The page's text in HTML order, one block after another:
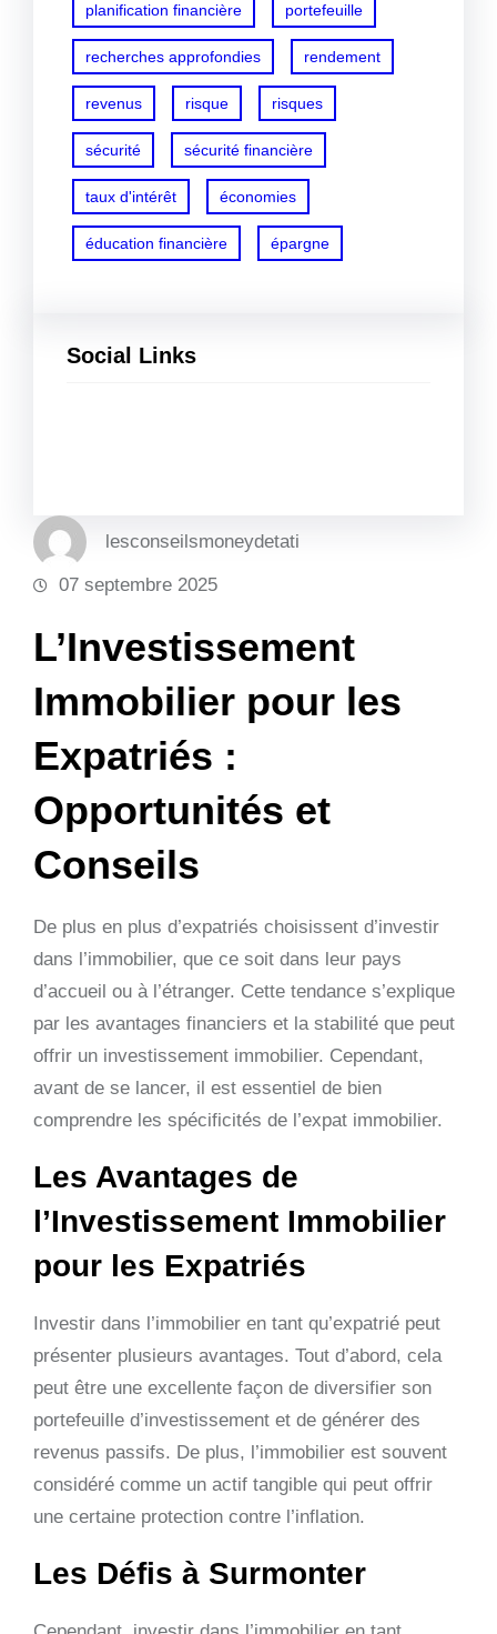
planification financière portefeuille
recherches approfondies rendement
revenus risque risques
sécurité sécurité financière
taux d'intérêt économies
éducation financière épargne
Social Links
lesconseilsmoneydetati
07 septembre 2025
L’Investissement
Immobilier pour les
Expatriés :
Opportunités et
Conseils
De plus en plus d’expatriés choisissent d’investir
dans l’immobilier, que ce soit dans leur pays
d’accueil ou à l’étranger. Cette tendance s’explique
par les avantages financiers et la stabilité que peut
offrir un investissement immobilier. Cependant,
avant de se lancer, il est essentiel de bien
comprendre les spécificités de l’expat immobilier.
Les Avantages de
l’Investissement Immobilier
pour les Expatriés
Investir dans l’immobilier en tant qu’expatrié peut
présenter plusieurs avantages. Tout d’abord, cela
peut être une excellente façon de diversifier son
portefeuille d’investissement et de générer des
revenus passifs. De plus, l’immobilier est souvent
considéré comme un actif tangible qui peut offrir
une certaine protection contre l’inflation.
Les Défis à Surmonter